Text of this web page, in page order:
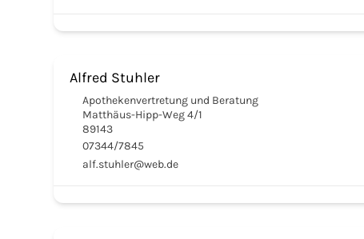
Alfred Stuhler
Apothekenvertretung und Beratung
Matthäus-Hipp-Weg 4/1
89143
07344/7845
alf.stuhler@web.de